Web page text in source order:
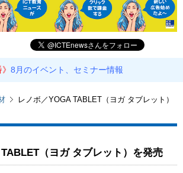
》8月のイベント、セミナー情報
レノボ／YOGA TABLET（ヨガ タブレット）
（ヨガ タブレット）を発売